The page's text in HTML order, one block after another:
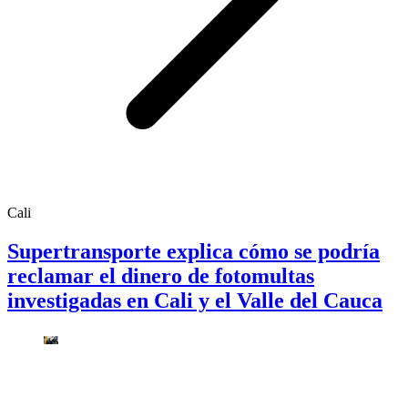
Cali
Supertransporte explica cómo se podría
reclamar el dinero de fotomultas
investigadas en Cali y el Valle del Cauca